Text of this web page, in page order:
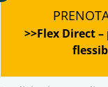
>>Flex Direct
Lavora con noi